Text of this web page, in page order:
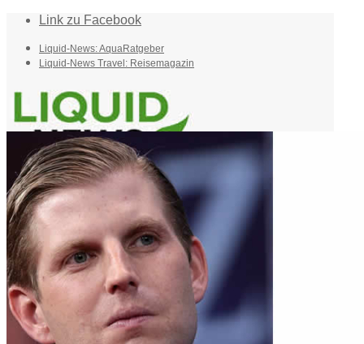
Link zu Facebook
Liquid-News: AquaRatgeber
Liquid-News Travel: Reisemagazin
Home
Suche
Menü Menü